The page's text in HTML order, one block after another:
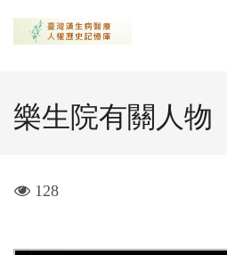
容樂生院有關人物
visit
128